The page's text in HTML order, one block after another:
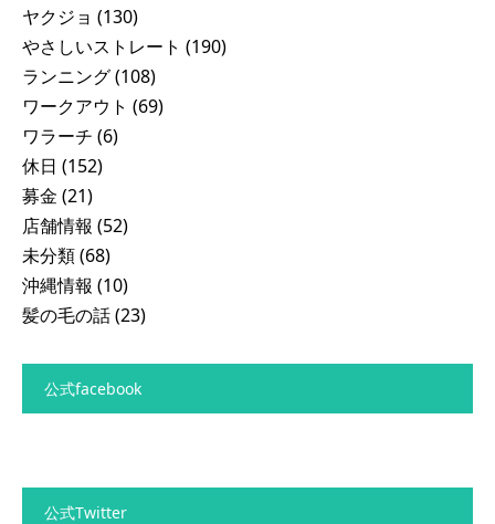
ヤクジョ (130)
やさしいストレート (190)
ランニング(108)
ワークアウト (69)
ワラーチ (6)
休日 (152)
募金 (21)
店舗情報 (52)
未分類(68)
沖縄情報 (10)
髪の毛の話(23)
公式facebook
公式Twitter